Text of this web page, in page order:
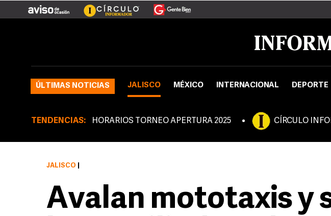
ÚLTIMAS NOTICIAS JALISCO MÉXICO INTERNACIONAL DEPORTE
TENDENCIAS: HORARIOS TORNEO APERTURA 2025 CÍRCULO
JALISCO
Avalan mototaxis y